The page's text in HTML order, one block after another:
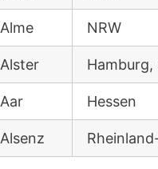
Alme NRW
Alster
Aar Hessen
Alsenz